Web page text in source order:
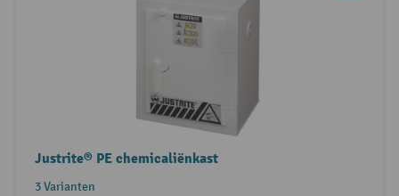
Justrite® PE chemicaliënkast
3 Varianten